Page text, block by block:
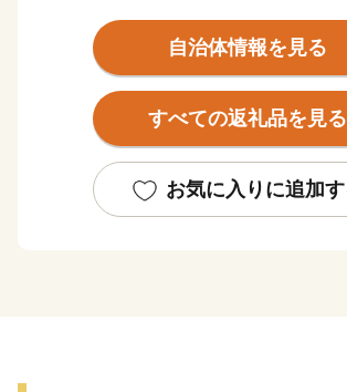
ふるさと納税をきっかけとして、故郷を
だけるように、またご縁があって高浜町
いただけた方には、これから是非高浜町
だけると嬉しく思います。
い、働きたい、訪れたいまちと思ってい
れる町」高浜町の実現を目指して、これ
自治体情報を見る
すべての返礼品を見る
お気に入りに追加